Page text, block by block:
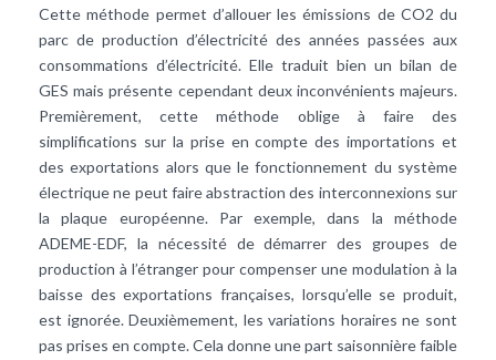
Cette méthode permet d’allouer les émissions de CO2 du
parc de production d’électricité des années passées aux
consommations d’électricité. Elle traduit bien un bilan de
GES mais présente cependant deux inconvénients majeurs.
Premièrement, cette méthode oblige à faire des
simplifications sur la prise en compte des importations et
des exportations alors que le fonctionnement du système
électrique ne peut faire abstraction des interconnexions sur
la plaque européenne. Par exemple, dans la méthode
ADEME-EDF, la nécessité de démarrer des groupes de
production à l’étranger pour compenser une modulation à la
baisse des exportations françaises, lorsqu’elle se produit,
est ignorée. Deuxièmement, les variations horaires ne sont
pas prises en compte. Cela donne une part saisonnière faible